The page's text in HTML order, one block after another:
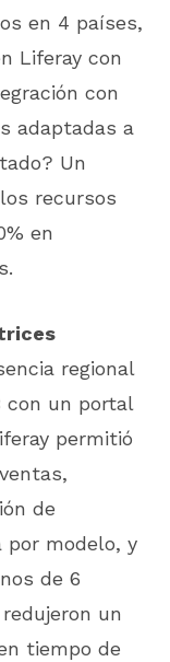
en 4 países,
Liferay con
con
adaptadas a
Un
recursos
en
regional
con un portal
permitió
de
modelo, y
de 6
un
tiempo de